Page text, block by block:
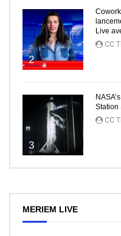
2
Live
CC
3
Station
CC
MERIEM LIVE